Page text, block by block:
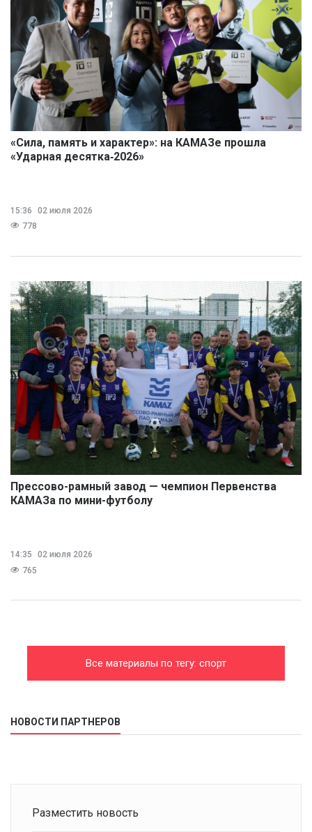
«Сила, память и характер»: на КАМАЗе прошла
«Ударная десятка‑2026»
15:36
02 июля 2026
778
Прессово-рамный завод — чемпион Первенства
КАМАЗа по мини-футболу
14:35
02 июля 2026
765
Все материалы по тегу: спорт
НОВОСТИ ПАРТНЕРОВ
Разместить новость